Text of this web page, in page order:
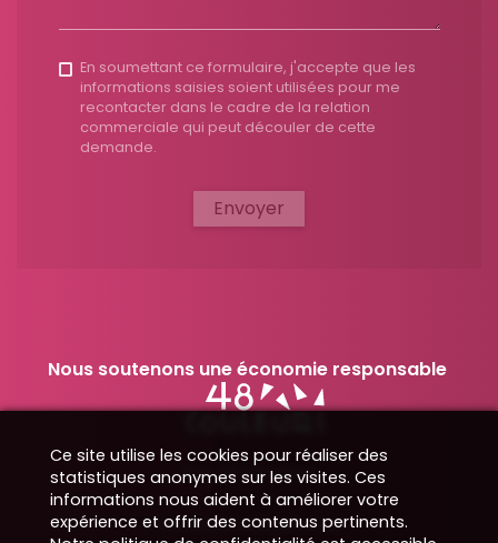
En soumettant ce formulaire, j'accepte que les
informations saisies soient utilisées pour me
recontacter dans le cadre de la relation
commerciale qui peut découler de cette
demande.
Envoyer
Nous soutenons une économie responsable
Nos démarches
Données obligatoires
Ce site utilise les cookies pour réaliser des
statistiques anonymes sur les visites. Ces
informations nous aident à améliorer votre
expérience et offrir des contenus pertinents.